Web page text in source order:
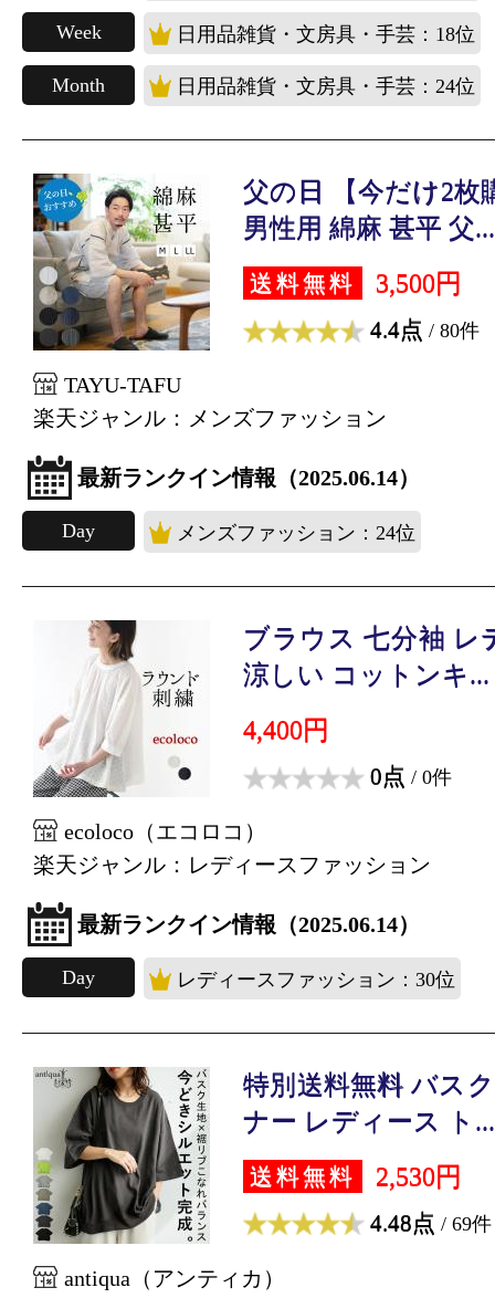
Week 日用品雑貨・文房具・手芸：18位
Month 日用品雑貨・文房具・手芸：24位
父の日 【今だけ2枚
男性用 綿麻 甚平 父...
送料無料 3,500円
4.4点 / 80件
TAYU-TAFU
楽天ジャンル：メンズファッション
最新ランクイン情報（2025.06.14）
Day メンズファッション：24位
ブラウス 七分袖 レ
涼しい コットンキ...
4,400円
0点 / 0件
ecoloco（エコロコ）
楽天ジャンル：レディースファッション
最新ランクイン情報（2025.06.14）
Day レディースファッション：30位
特別送料無料 バス
ナー レディース ト...
送料無料 2,530円
4.48点 / 69件
antiqua（アンティカ）